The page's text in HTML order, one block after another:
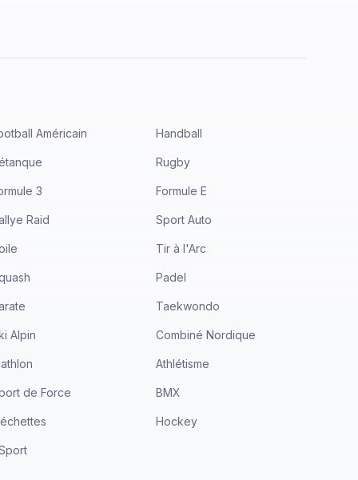
Américain Handball
Rugby
3 Formule E
Raid Sport Auto
Tir à l'Arc
Padel
Taekwondo
Alpin Combiné Nordique
Athlétisme
de Force BMX
Hockey